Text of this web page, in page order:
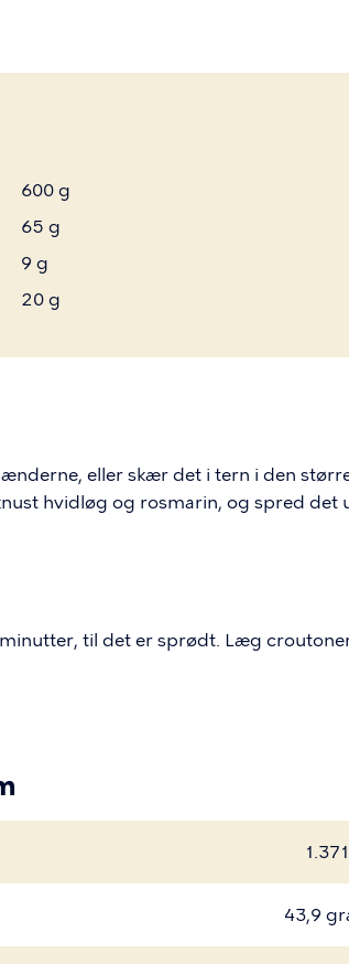
600 g
65 g
9 g
20 g
eller skær det i tern i den
hvidløg og rosmarin, og spred det
til det er sprødt. Læg
43,9